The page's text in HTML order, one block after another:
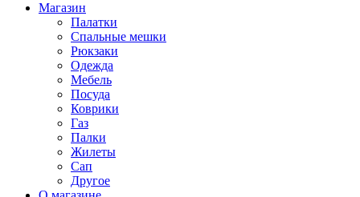
Магазин
Палатки
Спальные мешки
Рюкзаки
Одежда
Мебель
Посуда
Коврики
Газ
Палки
Жилеты
Сап
Другое